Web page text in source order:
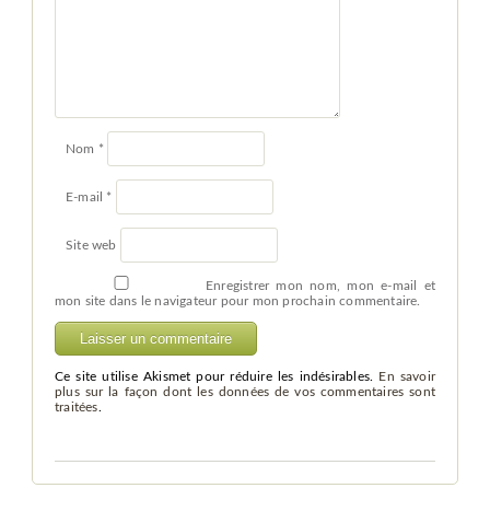
Nom *
E-mail *
Site web
Enregistrer mon nom, mon e-mail et
mon site dans le navigateur pour mon prochain commentaire.
Ce site utilise Akismet pour réduire les indésirables. En savoir
plus sur la façon dont les données de vos commentaires sont
traitées.